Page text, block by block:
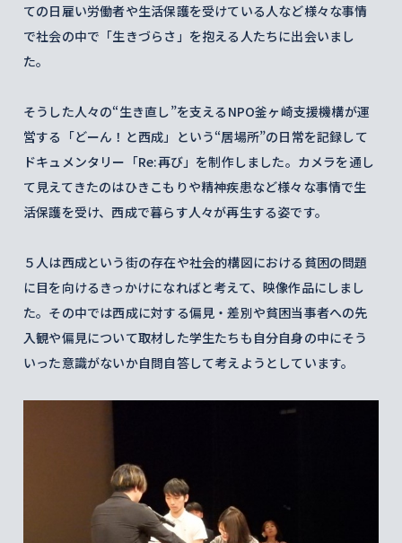
ての日雇い労働者や生活保護を受けている人など様々な事情
で社会の中で「生きづらさ」を抱える人たちに出会いまし
た。
そうした人々の“生き直し”を支えるNPO釜ヶ崎支援機構が運
営する「どーん！と西成」という“居場所”の日常を記録して
ドキュメンタリー「Re:再び」を制作しました。カメラを通し
て見えてきたのはひきこもりや精神疾患など様々な事情で生
活保護を受け、西成で暮らす人々が再生する姿です。
５人は西成という街の存在や社会的構図における貧困の問題
に目を向けるきっかけになればと考えて、映像作品にしまし
た。その中では西成に対する偏見・差別や貧困当事者への先
入観や偏見について取材した学生たちも自分自身の中にそう
いった意識がないか自問自答して考えようとしています。